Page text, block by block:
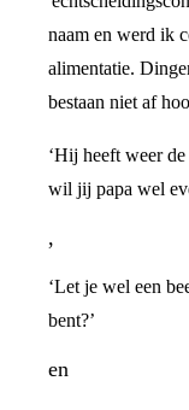
naam en werd ik
alimentatie.
bestaan niet af
‘Hij heeft weer
wil jij papa wel
,
‘Let je wel een
bent?’
en